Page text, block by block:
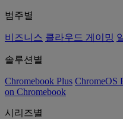
범주별
비즈니스 클라우드 게이밍
솔루션별
Chromebook Plus ChromeOS
on Chromebook
시리즈별